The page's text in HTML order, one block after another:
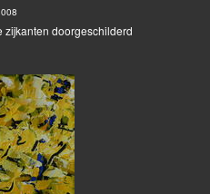
doorgeschilderd